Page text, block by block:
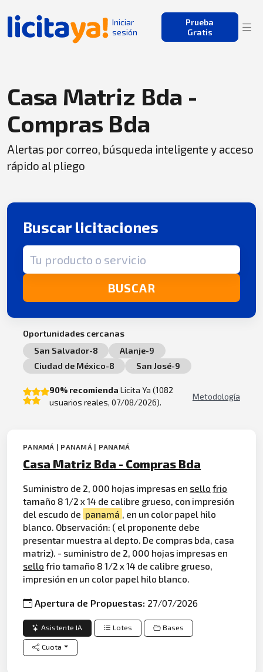
Iniciar
sesión
Prueba
Gratis
Casa Matriz Bda -
Compras Bda
Alertas por correo, búsqueda inteligente y acceso
rápido al pliego
Buscar licitaciones
Término de búsqueda
BUSCAR
Oportunidades cercanas
San Salvador-8
Alanje-9
Ciudad de México-8
San José-9
90% recomienda Licita Ya (1082
usuarios reales, 07/08/2026).
Metodología
PANAMÁ | PANAMÁ | PANAMÁ
Casa Matriz Bda - Compras Bda
Suministro de 2, 000 hojas impresas en sello frio
tamaño 8 1/2 x 14 de calibre grueso, con impresión
del escudo de panamá
, en un color papel hilo
blanco. Observación: ( el proponente debe
presentar muestra al depto. De compras bda, casa
matriz). - suministro de 2, 000 hojas impresas en
sello frio tamaño 8 1/2 x 14 de calibre grueso,
impresión en un color papel hilo blanco.
Apertura de Propuestas: 27/07/2026
Asistente IA Lotes Bases
Cuota